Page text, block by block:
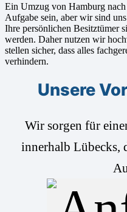
Ein Umzug von Hamburg
Aufgabe sein, aber wir sind
Ihre persönlichen Besitztümer
werden. Daher nutzen wir
stellen sicher, dass alles
verhindern.
Unsere
Wir sorgen für
innerhalb Lübecks,